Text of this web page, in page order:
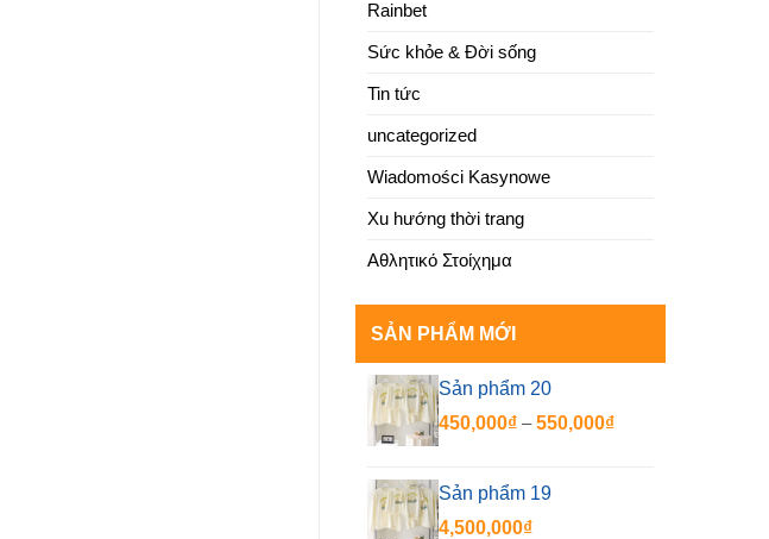
Rainbet
Sức khỏe & Đời sống
Tin tức
uncategorized
Wiadomości Kasynowe
Xu hướng thời trang
Αθλητικό Στοίχημα
SẢN PHẨM MỚI
Sản phẩm 20
450,000₫ – 550,000₫Khoảng
Sản phẩm 19
4,500,000₫